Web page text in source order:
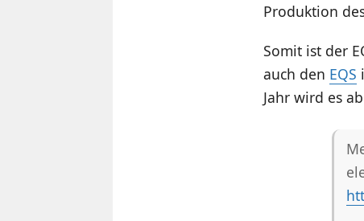
Produktion
Somit ist der
auch den EQS
Jahr wird es